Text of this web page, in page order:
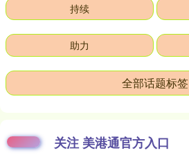
持续
助力
全部话题标签
关注 美港通官方入口